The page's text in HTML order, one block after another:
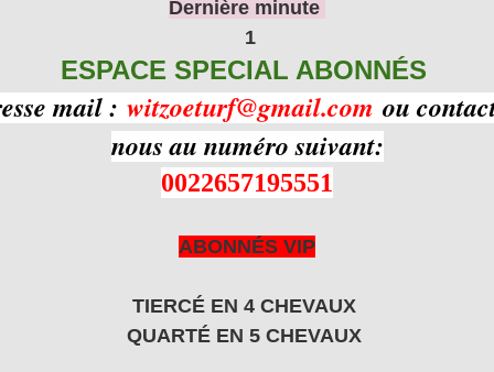
Dernière minute
1
ESPACE SPECIAL ABONNÉS
mail : witzoeturf@gmail.com ou
nous au numéro suivant:
0022657195551
ABONNÉS VIP
TIERCÉ EN 4 CHEVAUX
QUARTÉ EN 5 CHEVAUX